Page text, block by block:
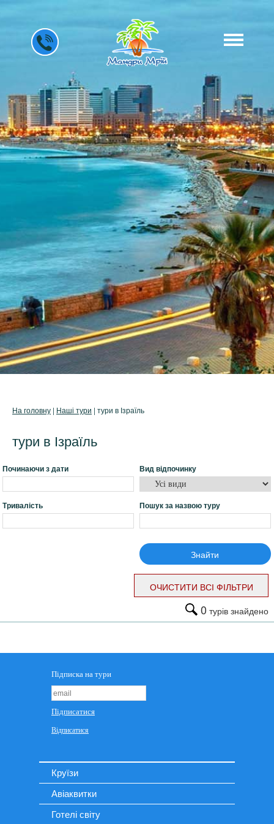
На головну | Наші тури | тури в Ізраїль
тури в Ізраїль
Починаючи з дати Вид відпочинку
Тривалість Пошук за назвою туру
Знайти
ОЧИСТИТИ ВСІ ФІЛЬТРИ
0 турів знайдено
Круїзи
Авіаквитки
Готелі світу